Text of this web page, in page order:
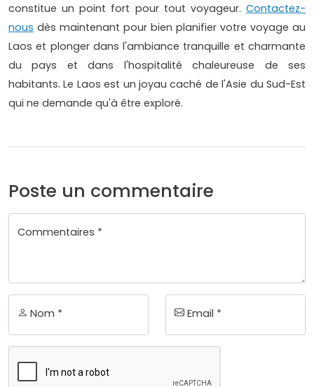
constitue un point fort pour tout voyageur. Contactez-
nous dès maintenant pour bien planifier votre voyage au
Laos et plonger dans l'ambiance tranquille et charmante
du pays et dans l'hospitalité chaleureuse de ses
habitants. Le Laos est un joyau caché de l'Asie du Sud-Est
qui ne demande qu'à être exploré.
Poste un commentaire
Commentaires *
Nom * Email *